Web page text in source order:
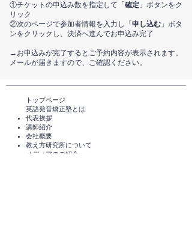
①チケットの申込み数を指定して「 確定 」ボタンをク
リック
②次のページで参加者情報を入力し「 申し込む 」ボタ
ンをクリックし、決済へ進んでお申込み完了
​→お申込みが完了するとご予約内容が表示されます。
メールが届きますので、ご確認ください。
トップページ​
英語発音矯正塾とは
代表挨拶
講師紹介
​会社概要
​教え方研究所について
メディアのご紹介